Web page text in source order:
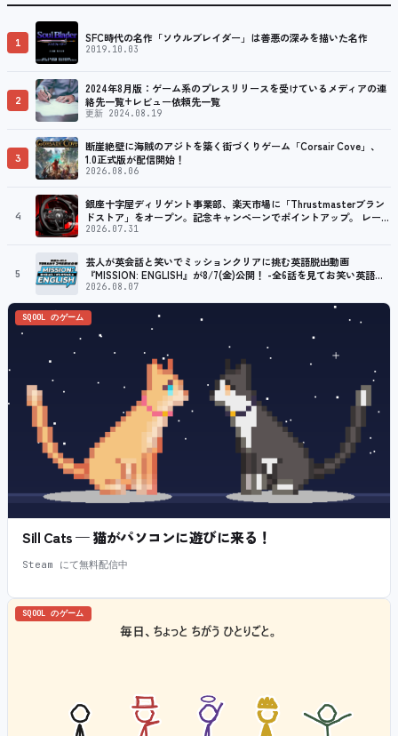
1 SFC時代の名作「ソウルブレイダー」は善悪の深みを描いた名作
2019.10.03
2
2024年8月版：ゲーム系のプレスリリースを受けているメディアの連
絡先一覧+レビュー依頼先一覧
更新 2024.08.19
3
断崖絶壁に海賊のアジトを築く街づくりゲーム「Corsair Cove」、
1.0正式版が配信開始！
2026.08.06
4
銀座十字屋ディリゲント事業部、楽天市場に「Thrustmasterブラン
ドストア」をオープン。記念キャンペーンでポイントアップ。 レーシ
ング／フライトシム向けコントローラーを中心に、幅広くラインナッ
2026.07.31
5
芸人が英会話と笑いでミッションクリアに挑む英語脱出動画
『MISSION: ENGLISH』が8/7(金)公開！ -全6話を見てお笑い英語ラ
イブ券が当たるXキャンペーンも開催！-
2026.08.07
SQOOL のゲーム
Sill Cats — 猫がパソコンに遊びに来る！
Steam にて無料配信中
SQOOL のゲーム